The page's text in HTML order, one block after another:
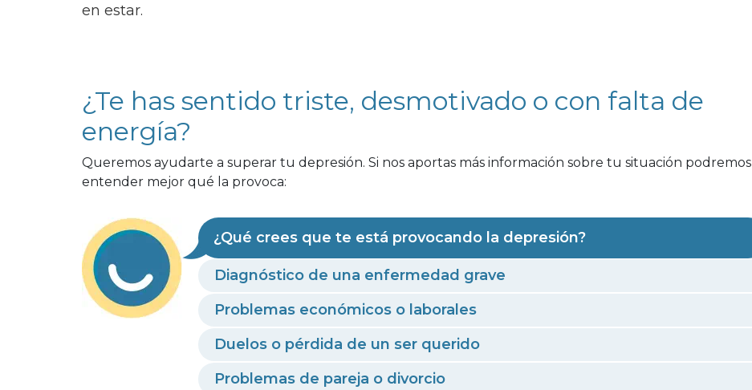
en estar.
¿Te has sentido triste, desmotivado o con falta de
energía?
Queremos ayudarte a superar tu depresión. Si nos aportas más información sobre tu situación podremos
entender mejor qué la provoca:
¿Qué crees que te está provocando la depresión?
Diagnóstico de una enfermedad grave
Problemas económicos o laborales
Duelos o pérdida de un ser querido
Problemas de pareja o divorcio